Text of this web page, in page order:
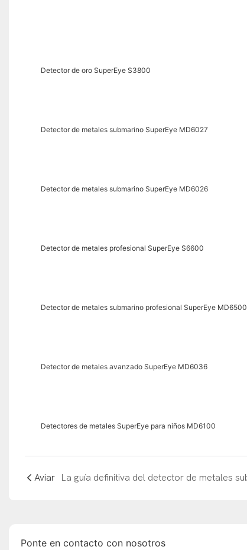
Detector de oro SuperEye S3800
Detector de metales submarino SuperEye MD6027
Detector de metales submarino SuperEye MD6026
Detector de metales profesional SuperEye S6600
Detector de metales submarino profesional SuperEye MD6500
Detector de metales avanzado SuperEye MD6036
Detectores de metales SuperEye para niños MD6100
Aviar
Ponte en contacto con nosotros